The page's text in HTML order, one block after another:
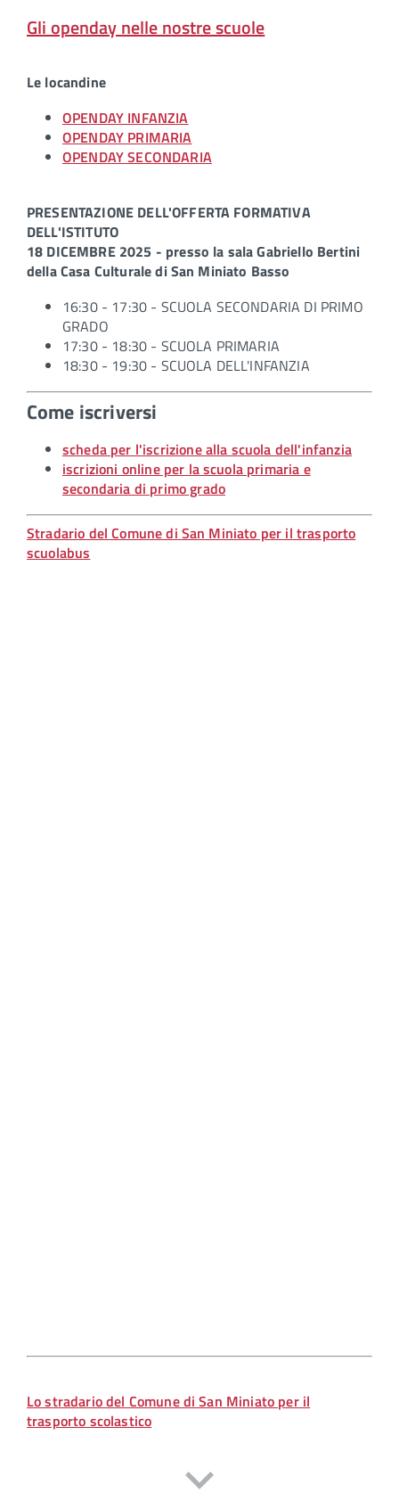
Gli openday nelle nostre scuole
Le locandine
OPENDAY INFANZIA
OPENDAY PRIMARIA
OPENDAY SECONDARIA
PRESENTAZIONE DELL'OFFERTA FORMATIVA
DELL'ISTITUTO
18 DICEMBRE 2025 - presso la sala Gabriello Bertini
della Casa Culturale di San Miniato Basso
16:30 - 17:30 - SCUOLA SECONDARIA DI PRIMO
GRADO
17:30 - 18:30 - SCUOLA PRIMARIA
18:30 - 19:30 - SCUOLA DELL'INFANZIA
Come iscriversi
scheda per l'iscrizione alla scuola dell'infanzia
iscrizioni online per la scuola primaria e
secondaria di primo grado
Stradario del Comune di San Miniato per il trasporto
scuolabus
Lo stradario del Comune di San Miniato per il
trasporto scolastico